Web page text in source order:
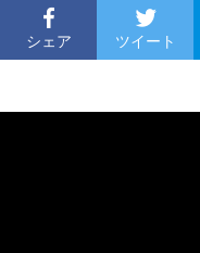
シェア ツイート